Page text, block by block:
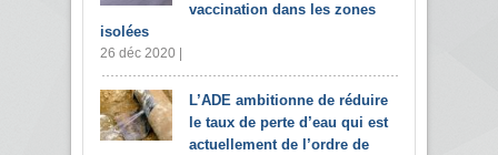
vaccination dans les zones
isolées
26 déc 2020 |
L’ADE ambitionne de réduire
le taux de perte d’eau qui est
actuellement de l’ordre de